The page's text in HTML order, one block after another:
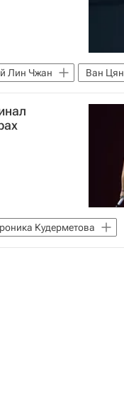
Лин Чжан
Ван Цян
Кудерметова
Синьюнь